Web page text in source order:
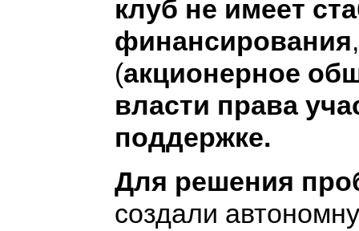
клуб не имеет
финансирования
(акционерное
власти права
поддержке.
Для решения
создали